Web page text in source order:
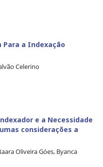
a Indexação
Celerino
e a Necessidade
considerações a
Oliveira Góes, Byanca